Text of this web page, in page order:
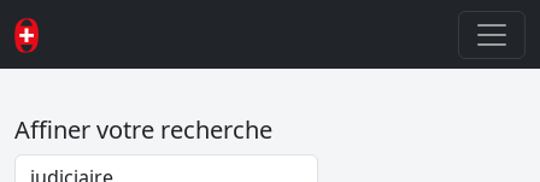
Affiner votre recherche
Password